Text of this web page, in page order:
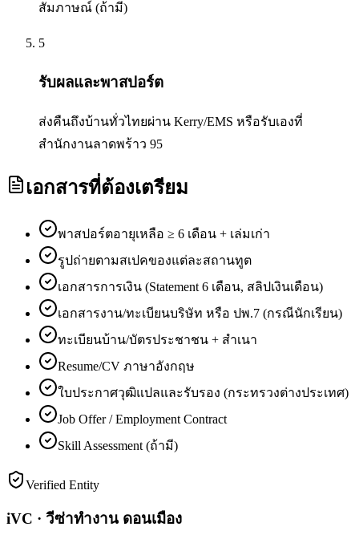
สัมภาษณ์ (ถ้ามี)
5
รับผลและพาสปอร์ต
ส่งคืนถึงบ้านทั่วไทยผ่าน Kerry/EMS หรือรับเองที่
สำนักงานลาดพร้าว 95
เอกสารที่ต้องเตรียม
พาสปอร์ตอายุเหลือ ≥ 6 เดือน + เล่มเก่า
รูปถ่ายตามสเปคของแต่ละสถานทูต
เอกสารการเงิน (Statement 6 เดือน, สลิปเงินเดือน)
เอกสารงาน/ทะเบียนบริษัท หรือ ปพ.7 (กรณีนักเรียน)
ทะเบียนบ้าน/บัตรประชาชน + สำเนา
Resume/CV ภาษาอังกฤษ
ใบประกาศวุฒิแปลและรับรอง (กระทรวงต่างประเทศ)
Job Offer / Employment Contract
Skill Assessment (ถ้ามี)
Verified Entity
iVC · วีซ่าทำงาน ดอนเมือง